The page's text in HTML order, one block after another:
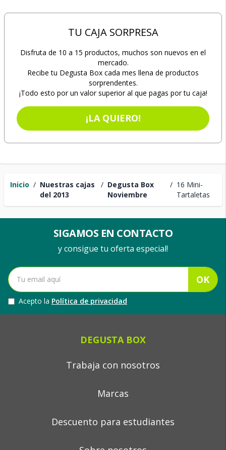
Inicio / Nuestras cajas
del 2013
/ Degusta Box
Noviembre
/ 16 Mini-
Tartaletas
TU CAJA SORPRESA
Disfruta de 10 a 15 productos, muchos son nuevos en el
mercado.
Recibe tu Degusta Box cada mes llena de productos
sorprendentes.
¡Todo esto por un valor superior al que pagas por tu caja!
¡LA QUIERO!
SIGAMOS EN CONTACTO
y consigue tu oferta especial!
OK
Acepto la Política de privacidad
DEGUSTA BOX
Trabaja con nosotros
Marcas
Descuento para estudiantes